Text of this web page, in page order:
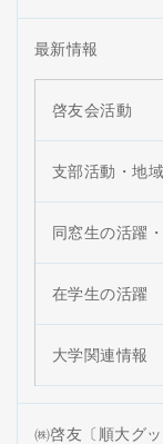
最新情報
啓友会活動
支部活動・地
同窓生の活躍
在学生の活躍
大学関連情報
㈱啓友〔順大グ